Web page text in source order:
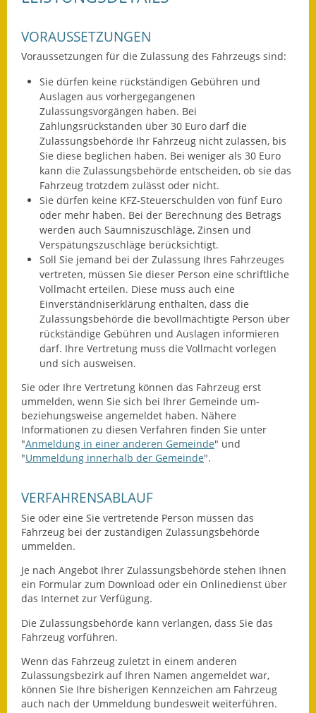
Dienstleistungen
Fundbehörde
Gemeinderat
Sitzungsberichte 2015
Sitzungsberichte 2016
Sitzungsberichte 2017
Sitzungsberichte 2018
Sitzungsberichte 2019
Sitzungsberichte 2020
Gemeindeverwaltung
Eröffnungsbilanz
Getrennte
Abwassergebühr
Haushaltspläne
Wasserversorgung
Heiraten in Notzingen
Notruftafel
Ortsrecht
VORAUSSETZUNGEN
Voraussetzungen für die Zulassung des Fahrzeugs sind:
Sie dürfen keine rückständigen Gebühren und
Auslagen aus vorhergegangenen
Zulassungsvorgängen haben. Bei
Zahlungsrückständen über 30 Euro darf die
Zulassungsbehörde Ihr Fahrzeug nicht zulassen, bis
Sie diese beglichen haben. Bei weniger als 30 Euro
kann die Zulassungsbehörde entscheiden, ob sie das
Fahrzeug trotzdem zulässt oder nicht.
Sie dürfen keine KFZ-Steuerschulden von fünf Euro
oder mehr haben. Bei der Berechnung des Betrags
werden auch Säumniszuschläge, Zinsen und
Verspätungszuschläge berücksichtigt.
Soll Sie jemand bei der Zulassung Ihres Fahrzeuges
vertreten, müssen Sie dieser Person eine schriftliche
Vollmacht erteilen. Diese muss auch eine
Einverständniserklärung enthalten, dass die
Zulassungsbehörde die bevollmächtigte Person über
rückständige Gebühren und Auslagen informieren
darf. Ihre Vertretung muss die Vollmacht vorlegen
und sich ausweisen.
Sie oder Ihre Vertretung können das Fahrzeug erst
ummelden, wenn Sie sich bei Ihrer Gemeinde um-
beziehungsweise angemeldet haben. Nähere
Informationen zu diesen Verfahren finden Sie unter
"Anmeldung in einer anderen Gemeinde" und
"Ummeldung innerhalb der Gemeinde".
VERFAHRENSABLAUF
Sie oder eine Sie vertretende Person müssen das
Fahrzeug bei der zuständigen Zulassungsbehörde
ummelden.
Je nach Angebot Ihrer Zulassungsbehörde stehen Ihnen
ein Formular zum Download oder ein Onlinedienst über
das Internet zur Verfügung.
Die Zulassungsbehörde kann verlangen, dass Sie das
Fahrzeug vorführen.
Wenn das Fahrzeug zuletzt in einem anderen
Zulassungsbezirk auf Ihren Namen angemeldet war,
können Sie Ihre bisherigen Kennzeichen am Fahrzeug
auch nach der Ummeldung bundesweit weiterführen.